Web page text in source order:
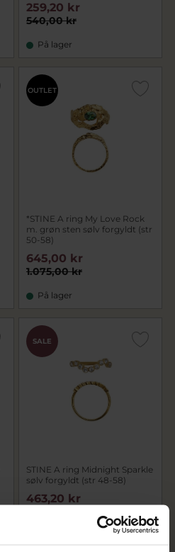
540,00 kr
259,20 kr
På lager
OUTLET
*STINE A ring My Love Rock
m. grøn sten sølv forgyldt (str
50-58)
1.075,00 kr
645,00 kr
På lager
SALE
STINE A ring Midnight Sparkle
sølv forgyldt (str 48-58)
463,20 kr